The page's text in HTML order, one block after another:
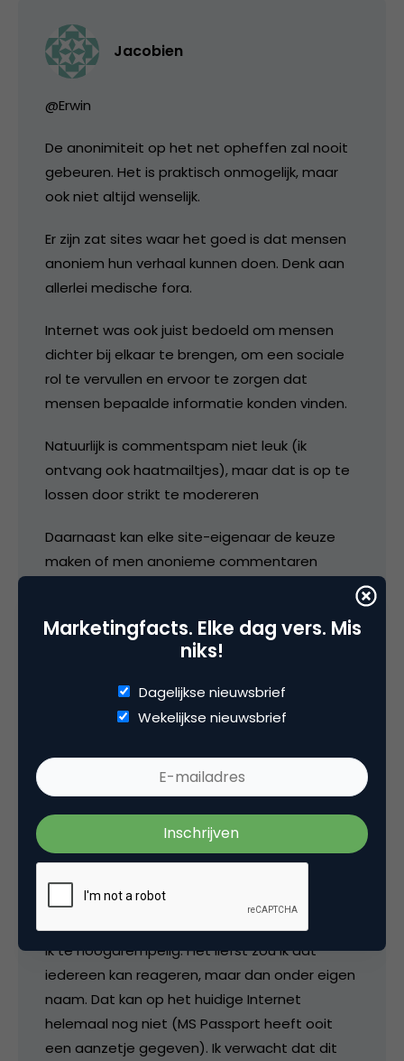
Jacobien
@Erwin
De anonimiteit op het net opheffen zal nooit
gebeuren. Het is praktisch onmogelijk, maar
ook niet altijd wenselijk.
Er zijn zat sites waar het goed is dat mensen
anoniem hun verhaal kunnen doen. Denk aan
allerlei medische fora.
Internet was ook juist bedoeld om mensen
dichter bij elkaar te brengen, om een sociale
rol te vervullen en ervoor te zorgen dat
mensen bepaalde informatie konden vinden.
Natuurlijk is commentspam niet leuk (ik
ontvang ook haatmailtjes), maar dat is op te
lossen door strikt te modereren
Daarnaast kan elke site-eigenaar de keuze
maken of men anonieme commentaren
15 oktober 2005 om 09:14
eigenlijk zo laag mogelijke drempel. Het is nu
toch al zo lastig (ik zit bij Blogger en dat is niet
geregistreerde gebruikers toestaan. Of
mensen een code laten intikken. Maar dat vind
ik te hoogdrempelig. Het liefst zou ik dat
iedereen kan reageren, maar dan onder eigen
naam. Dat kan op het huidige Internet
helemaal nog niet (MS Passport heeft ooit
een aanzetje gegeven). Ik verwacht dat dit
Marketingfacts. Elke dag vers. Mis
niks!
Dagelijkse nieuwsbrief
Wekelijkse nieuwsbrief